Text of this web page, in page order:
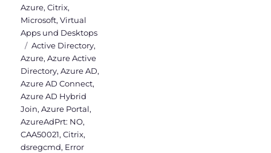
am
Azure,Citrix,
Microsoft,Virtual
Apps und Desktops
Schlagwörter
Active Directory,
Azure,Azure Active
Directory,Azure AD,
Azure AD Connect,
Azure AD Hybrid
Join,Azure Portal,
AzureAdPrt: NO,
CAA50021,Citrix,
dsregcmd, Error